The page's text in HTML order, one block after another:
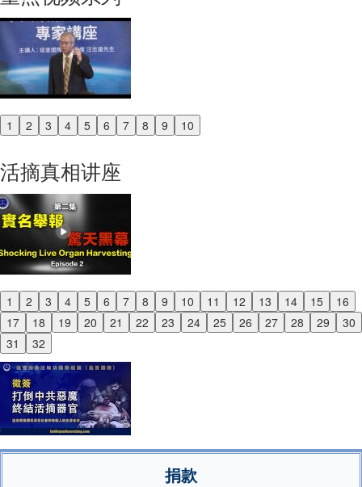
1 2 3 4 5 6 7 8 9 10
Previous
活摘真相讲座
1 2 3 4 5 6 7 8 9 10 11 12 13 14 15
16
17
18 19 20 21 22 23 24 25 26 27 28 29
30
31
32
Previous
Next
捐款